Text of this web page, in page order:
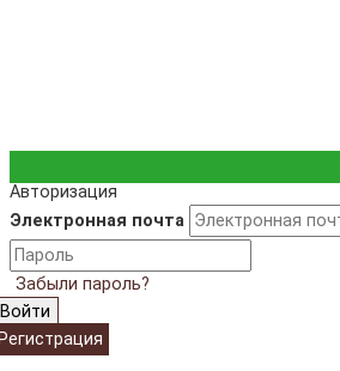
Авторизация
Электронная почта
Забыли пароль?
Войти